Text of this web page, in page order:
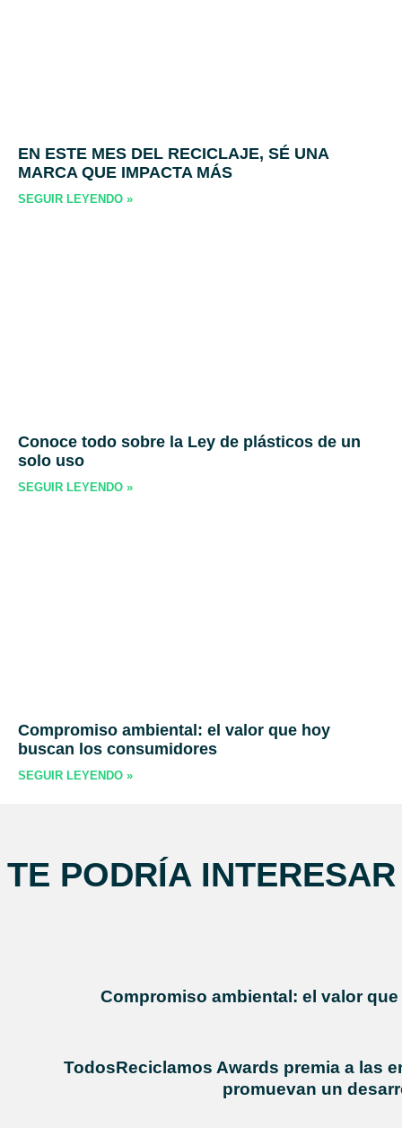
EN ESTE MES DEL RECICLAJE, SÉ UNA
MARCA QUE IMPACTA MÁS
SEGUIR LEYENDO »
Conoce todo sobre la Ley de plásticos de un
solo uso
SEGUIR LEYENDO »
Compromiso ambiental: el valor que hoy
buscan los consumidores
SEGUIR LEYENDO »
TE PODRÍA INTERESAR
Compromiso ambiental: el valor
TodosReciclamos Awards premia a las
promuevan un